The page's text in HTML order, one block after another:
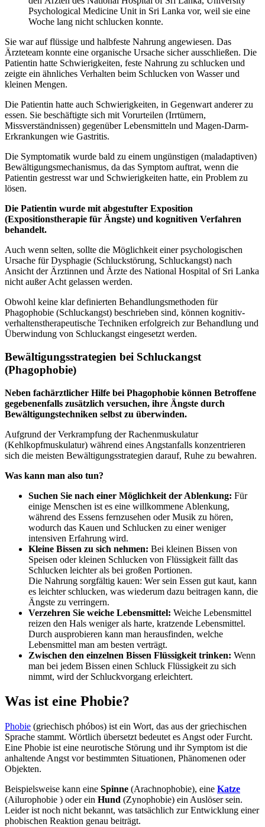
Psychological Medicine Unit in Sri Lanka vor, weil sie eine
Woche lang nicht schlucken konnte.
Sie war auf flüssige und halbfeste Nahrung angewiesen. Das
Ärzteteam konnte eine organische Ursache sicher ausschließen. Die
Patientin hatte Schwierigkeiten, feste Nahrung zu schlucken und
zeigte ein ähnliches Verhalten beim Schlucken von Wasser und
kleinen Mengen.
Die Patientin hatte auch Schwierigkeiten, in Gegenwart anderer zu
essen. Sie beschäftigte sich mit Vorurteilen (Irrtümern,
Missverständnissen) gegenüber Lebensmitteln und Magen-Darm-
Erkrankungen wie Gastritis.
Die Symptomatik wurde bald zu einem ungünstigen (maladaptiven)
Bewältigungsmechanismus, da das Symptom auftrat, wenn die
Patientin gestresst war und Schwierigkeiten hatte, ein Problem zu
lösen.
Die Patientin wurde mit abgestufter Exposition
(Expositionstherapie für Ängste) und kognitiven Verfahren
behandelt.
Auch wenn selten, sollte die Möglichkeit einer psychologischen
Ursache für Dysphagie (Schluckstörung, Schluckangst) nach
Ansicht der Ärztinnen und Ärzte des National Hospital of Sri Lanka
nicht außer Acht gelassen werden.
Obwohl keine klar definierten Behandlungsmethoden für
Phagophobie (Schluckangst) beschrieben sind, können kognitiv-
verhaltenstherapeutische Techniken erfolgreich zur Behandlung und
Überwindung von Schluckangst eingesetzt werden.
Bewältigungsstrategien bei Schluckangst
(Phagophobie)
Neben fachärztlicher Hilfe bei Phagophobie können Betroffene
gegebenenfalls zusätzlich versuchen, ihre Ängste durch
Bewältigungstechniken selbst zu überwinden.
Aufgrund der Verkrampfung der Rachenmuskulatur
(Kehlkopfmuskulatur) während eines Angstanfalls konzentrieren
sich die meisten Bewältigungsstrategien darauf, Ruhe zu bewahren.
Was kann man also tun?
Suchen Sie nach einer Möglichkeit der Ablenkung: Für
einige Menschen ist es eine willkommene Ablenkung,
während des Essens fernzusehen oder Musik zu hören,
wodurch das Kauen und Schlucken zu einer weniger
intensiven Erfahrung wird.
Kleine Bissen zu sich nehmen: Bei kleinen Bissen von
Speisen oder kleinen Schlucken von Flüssigkeit fällt das
Schlucken leichter als bei großen Portionen.
Die Nahrung sorgfältig kauen: Wer sein Essen gut kaut, kann
es leichter schlucken, was wiederum dazu beitragen kann, die
Ängste zu verringern.
Verzehren Sie weiche Lebensmittel: Weiche Lebensmittel
reizen den Hals weniger als harte, kratzende Lebensmittel.
Durch ausprobieren kann man herausfinden, welche
Lebensmittel man am besten verträgt.
Zwischen den einzelnen Bissen Flüssigkeit trinken: Wenn
man bei jedem Bissen einen Schluck Flüssigkeit zu sich
nimmt, wird der Schluckvorgang erleichtert.
Was ist eine Phobie?
Phobie (griechisch phóbos) ist ein Wort, das aus der griechischen
Sprache stammt. Wörtlich übersetzt bedeutet es Angst oder Furcht.
Eine Phobie ist eine neurotische Störung und ihr Symptom ist die
anhaltende Angst vor bestimmten Situationen, Phänomenen oder
Objekten.
Beispielsweise kann eine Spinne (Arachnophobie), eine Katze
(Ailurophobie ) oder ein Hund (Zynophobie) ein Auslöser sein.
Leider ist noch nicht bekannt, was tatsächlich zur Entwicklung einer
phobischen Reaktion genau beiträgt.